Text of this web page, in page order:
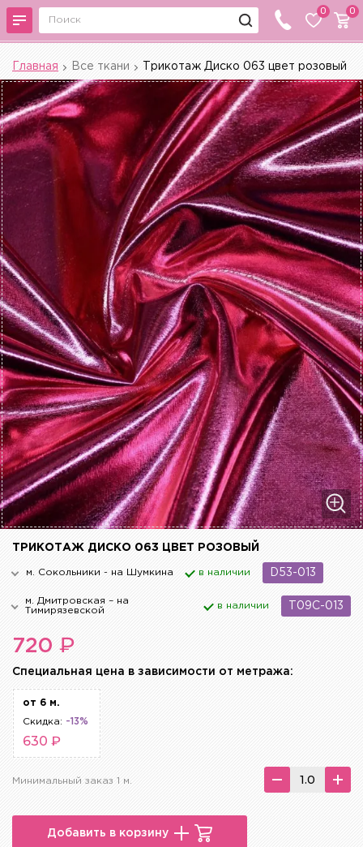
0 0
Главная Все ткани Трикотаж Диско 063 цвет розовый
ТРИКОТАЖ ДИСКО 063 ЦВЕТ РОЗОВЫЙ
м. Сокольники - на Шумкина в наличии D53-013
м. Дмитровская – на
Тимирязевской
в наличии T09C-013
720 ₽
Cпециальная цена в зависимости от метража:
от 6 м.
Скидка: -13%
630 ₽
Минимальный заказ 1 м.
Добавить в корзину